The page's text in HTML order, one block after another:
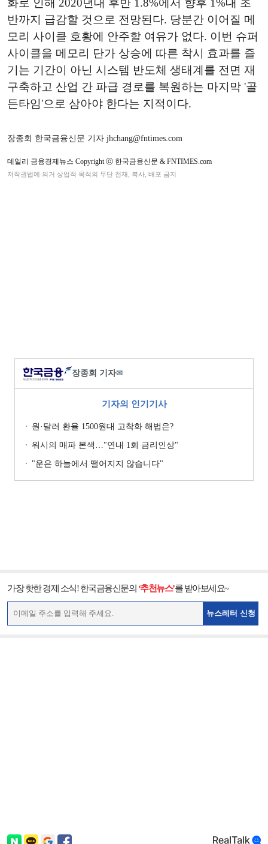
화로 인해 2020년대 후반 1.8%에서 향후 1%대 초
반까지 급감할 것으로 전망된다. 당분간 이어질 메
모리 사이클 호황에 안주할 여유가 없다. 이번 슈퍼
사이클을 메모리 단가 상승에 따른 착시 효과를 즐
기는 기간이 아닌 시스템 반도체 생태계를 전면 재
구축하고 산업 간 파급 경로를 복원하는 마지막 '골
든타임'으로 삼아야 한다는 지적이다.
장종회 한국금융신문 기자 jhchang@fntimes.com
데일리 금융경제뉴스 Copyright ⓒ 한국금융신문 & FNTIMES.com
저작권법에 의거 상업적 목적의 무단 전재, 복사, 배포 금지
장종회 기자✉
기자의 인기기사
원·달러 환율 1500원대 고착화 해법은?
워시의 매파 본색…"연내 1회 금리인상"
"운은 하늘에서 떨어지지 않습니다"
가장 핫한 경제 소식! 한국금융신문의 ‘추천뉴스’를 받아보세요~
뉴스레터 신청